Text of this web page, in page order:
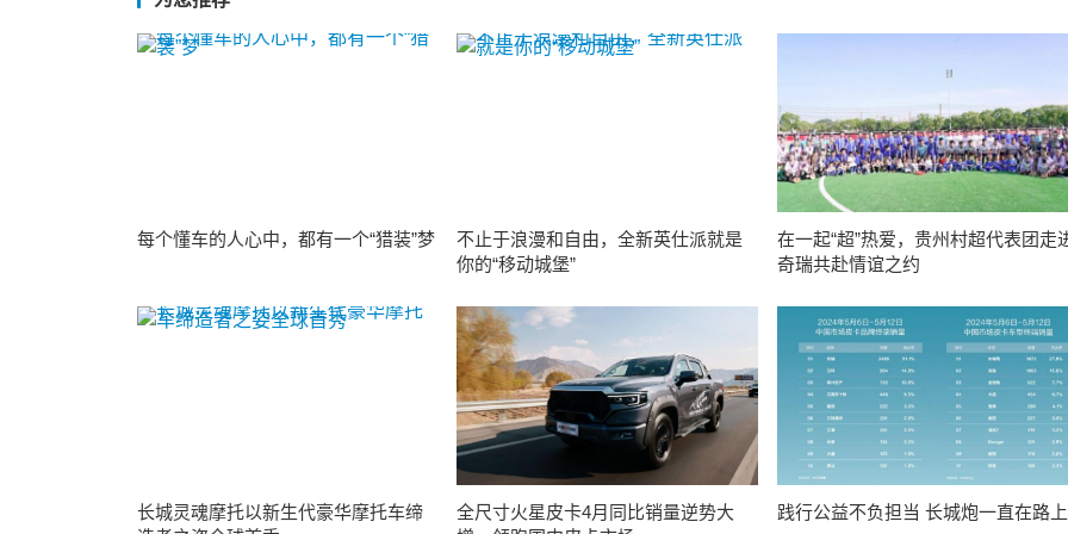
每个懂车的人心中，都有一个“猎装”梦
不止于浪漫和自由，全新英仕派就是
你的“移动城堡”
在一起“超”热爱，贵州村超代表团走
奇瑞共赴情谊之约
长城灵魂摩托以新生代豪华摩托车缔
全尺寸火星皮卡4月同比销量逆势大
践行公益不负担当 长城炮一直在路上